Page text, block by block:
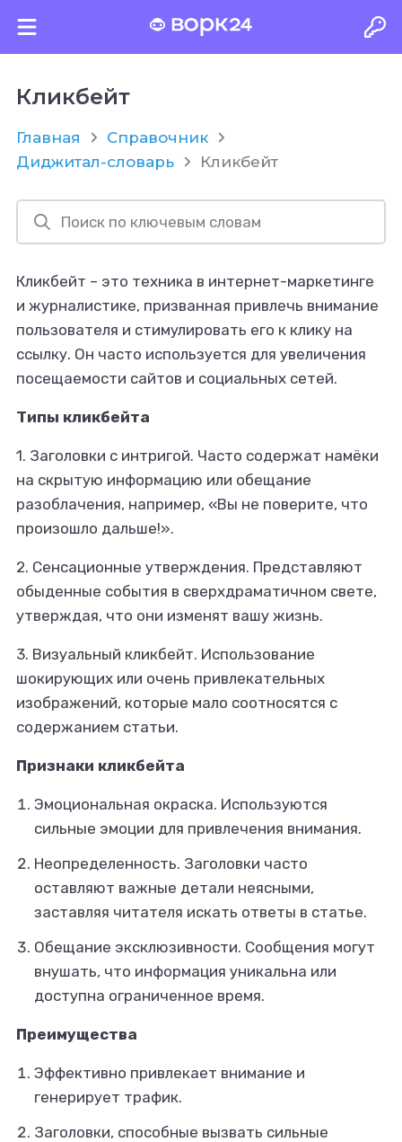
Кликбейт
Главная
Справочник
Диджитал-словарь
Кликбейт
Кликбейт – это техника в интернет-маркетинге
и журналистике, призванная привлечь внимание
пользователя и стимулировать его к клику на
ссылку. Он часто используется для увеличения
посещаемости сайтов и социальных сетей.
Типы кликбейта
1. Заголовки с интригой. Часто содержат намёки
на скрытую информацию или обещание
разоблачения, например, «Вы не поверите, что
произошло дальше!».
2. Сенсационные утверждения. Представляют
обыденные события в сверхдраматичном свете,
утверждая, что они изменят вашу жизнь.
3. Визуальный кликбейт. Использование
шокирующих или очень привлекательных
изображений, которые мало соотносятся с
содержанием статьи.
Признаки кликбейта
Эмоциональная окраска. Используются
сильные эмоции для привлечения внимания.
Неопределенность. Заголовки часто
оставляют важные детали неясными,
заставляя читателя искать ответы в статье.
Обещание эксклюзивности. Сообщения могут
внушать, что информация уникальна или
доступна ограниченное время.
Преимущества
Эффективно привлекает внимание и
генерирует трафик.
Заголовки, способные вызвать сильные